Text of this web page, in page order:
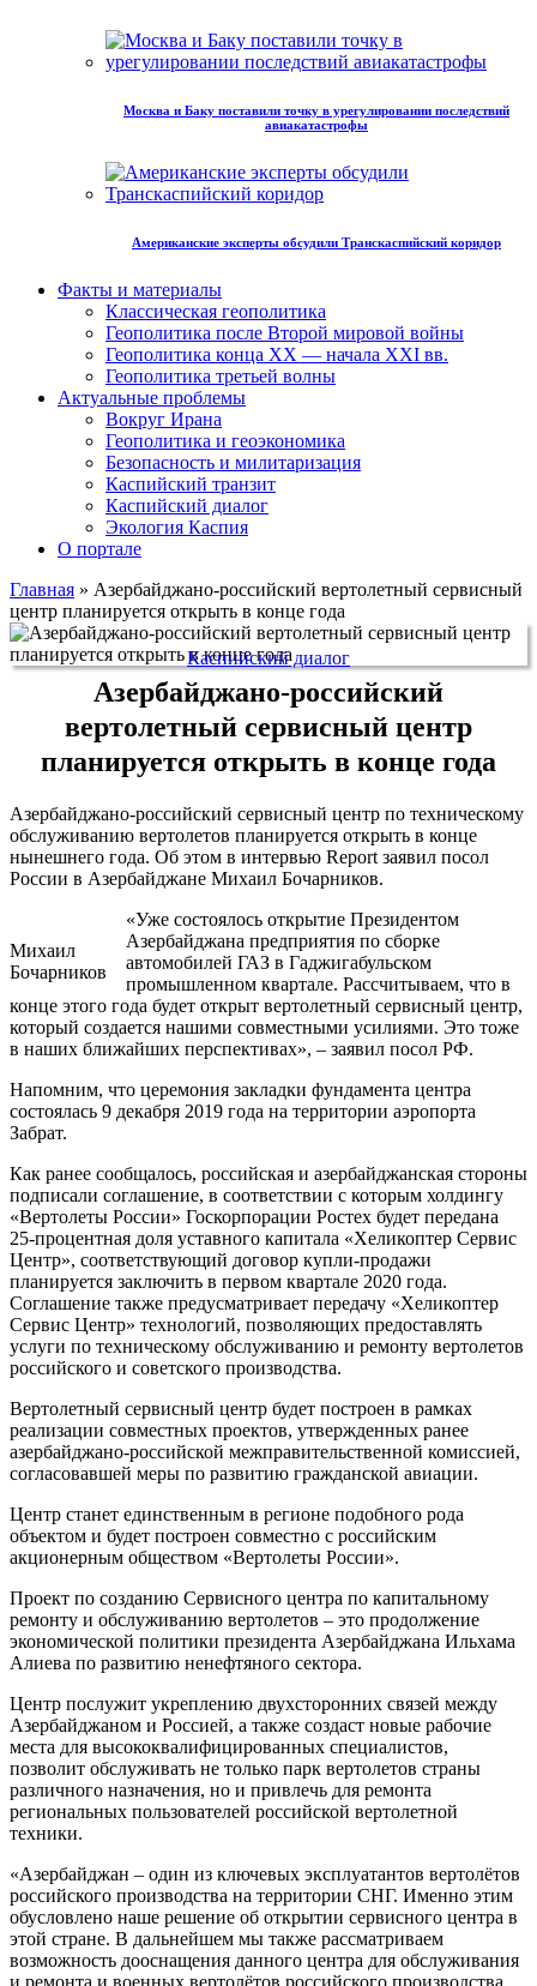
Москва и Баку поставили точку в урегулировании последствий
авиакатастрофы
Американские эксперты обсудили Транскаспийский коридор
Факты и материалы
Классическая геополитика
Геополитика после Второй мировой войны
Геополитика конца XX — начала XXI вв.
Геополитика третьей волны
Актуальные проблемы
Вокруг Ирана
Геополитика и геоэкономика
Безопасность и милитаризация
Каспийский транзит
Каспийский диалог
Экология Каспия
О портале
Главная » Азербайджано-российский вертолетный сервисный
центр планируется открыть в конце года
Каспийский диалог
Азербайджано-российский
вертолетный сервисный центр
планируется открыть в конце года
Азербайджано-российский сервисный центр по техническому
обслуживанию вертолетов планируется открыть в конце
нынешнего года. Об этом в интервью Report заявил посол
России в Азербайджане Михаил Бочарников.
Михаил
Бочарников
«Уже состоялось открытие Президентом
Азербайджана предприятия по сборке
автомобилей ГАЗ в Гаджигабульском
промышленном квартале. Рассчитываем, что в
конце этого года будет открыт вертолетный сервисный центр,
который создается нашими совместными усилиями. Это тоже
в наших ближайших перспективах», – заявил посол РФ.
Напомним, что церемония закладки фундамента центра
состоялась 9 декабря 2019 года на территории аэропорта
Забрат.
Как ранее сообщалось, российская и азербайджанская стороны
подписали соглашение, в соответствии с которым холдингу
«Вертолеты России» Госкорпорации Ростех будет передана
25-процентная доля уставного капитала «Хеликоптер Сервис
Центр», соответствующий договор купли-продажи
планируется заключить в первом квартале 2020 года.
Соглашение также предусматривает передачу «Хеликоптер
Сервис Центр» технологий, позволяющих предоставлять
услуги по техническому обслуживанию и ремонту вертолетов
российского и советского производства.
Вертолетный сервисный центр будет построен в рамках
реализации совместных проектов, утвержденных ранее
азербайджано-российской межправительственной комиссией,
согласовавшей меры по развитию гражданской авиации.
Центр станет единственным в регионе подобного рода
объектом и будет построен совместно с российским
акционерным обществом «Вертолеты России».
Проект по созданию Сервисного центра по капитальному
ремонту и обслуживанию вертолетов – это продолжение
экономической политики президента Азербайджана Ильхама
Алиева по развитию ненефтяного сектора.
Центр послужит укреплению двухсторонних связей между
Азербайджаном и Россией, а также создаст новые рабочие
места для высококвалифицированных специалистов,
позволит обслуживать не только парк вертолетов страны
различного назначения, но и привлечь для ремонта
региональных пользователей российской вертолетной
техники.
«Азербайджан – один из ключевых эксплуатантов вертолётов
российского производства на территории СНГ. Именно этим
обусловлено наше решение об открытии сервисного центра в
этой стране. В дальнейшем мы также рассматриваем
возможность дооснащения данного центра для обслуживания
и ремонта и военных вертолётов российского производства